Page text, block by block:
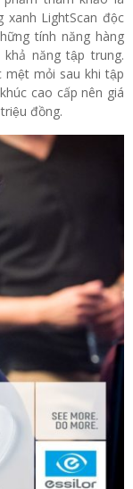
xanh LightScan độc
tính năng hàng
năng tập trung.
mệt mỏi sau khi tập
cao cấp nên giá
đồng.